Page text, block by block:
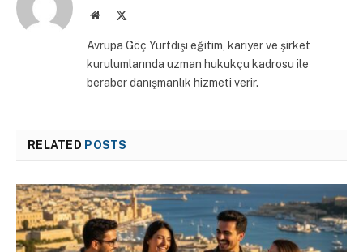
Website
Avrupa Göç Yurtdışı eğitim, kariyer ve şirket
kurulumlarında uzman hukukçu kadrosu ile
beraber danışmanlık hizmeti verir.
RELATED POSTS